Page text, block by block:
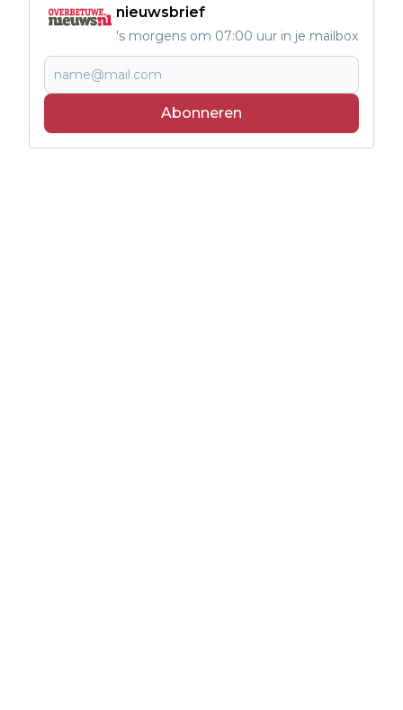
nieuwsbrief
's morgens om 07:00 uur in je mailbox
Abonneren